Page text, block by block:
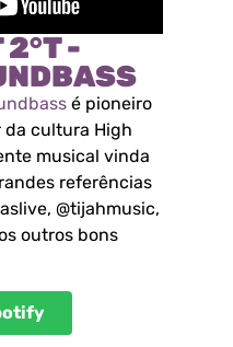
2°T -
é pioneiro
da cultura High
musical vinda
referências
@tijahmusic,
outros bons